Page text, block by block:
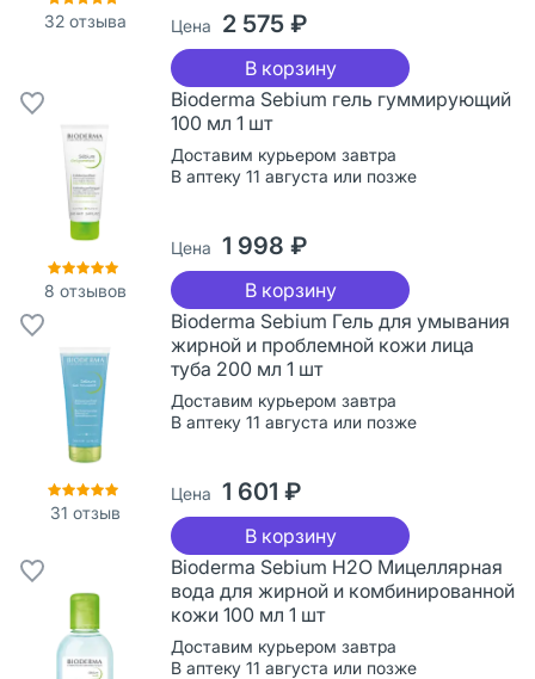
32отзыва Цена 2 575 ₽
В корзину
8 отзывов
Bioderma Sebium гель гуммирующий
100 мл 1 шт
Доставим курьером завтра
В аптеку 11 августа или позже
Цена 1 998 ₽
В корзину
31 отзыв
Bioderma Sebium Гель для умывания
жирной и проблемной кожи лица
туба 200 мл 1 шт
Доставим курьером завтра
В аптеку 11 августа или позже
Цена 1 601 ₽
В корзину
Bioderma Sebium H2O Мицеллярная
вода для жирной и комбинированной
кожи 100 мл 1 шт
Доставим курьером завтра
В аптеку 11 августа или позже